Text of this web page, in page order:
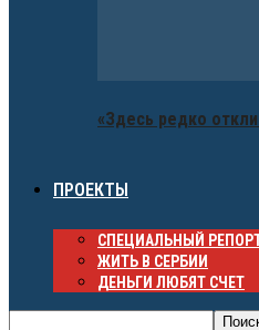
«Здесь редко
ПРОЕКТЫ
СПЕЦИАЛЬНЫЙ
ЖИТЬ В СЕРБИИ
ДЕНЬГИ ЛЮБЯТ СЧЕТ